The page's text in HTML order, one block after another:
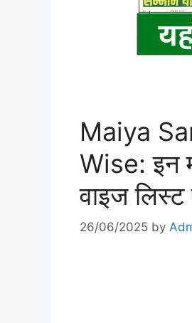
Maiya
Wise: इन
वाइज लिस्ट
26/06/2025 by